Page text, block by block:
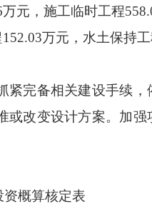
万元，施工临时工程
152.03万元，水土保持
完备相关建设手续
改变设计方案。加
概算核定表